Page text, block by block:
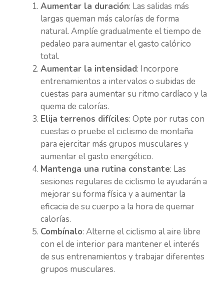
Aumentar la duración: Las salidas más
largas queman más calorías de forma
natural. Amplíe gradualmente el tiempo de
pedaleo para aumentar el gasto calórico
total.
Aumentar la intensidad: Incorpore
entrenamientos a intervalos o subidas de
cuestas para aumentar su ritmo cardíaco y la
quema de calorías.
Elija terrenos difíciles: Opte por rutas con
cuestas o pruebe el ciclismo de montaña
para ejercitar más grupos musculares y
aumentar el gasto energético.
Mantenga una rutina constante: Las
sesiones regulares de ciclismo le ayudarán a
mejorar su forma física y a aumentar la
eficacia de su cuerpo a la hora de quemar
calorías.
Combínalo: Alterne el ciclismo al aire libre
con el de interior para mantener el interés
de sus entrenamientos y trabajar diferentes
grupos musculares.